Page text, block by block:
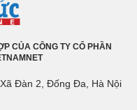
CỦA CÔNG TY CỔ PHẦN
Đàn 2, Đống Đa, Hà Nội